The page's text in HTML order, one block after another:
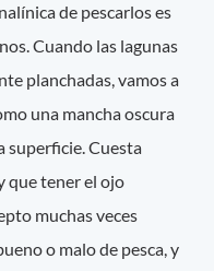
de pescarlos es
Cuando las lagunas
planchadas, vamos a
una mancha oscura
superficie. Cuesta
que tener el ojo
muchas veces
o malo de pesca, y